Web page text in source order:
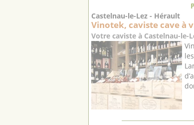
Castelnau-le-Lez - Hérault
Vinotek, caviste cave à
Votre caviste à Castelnau-le-